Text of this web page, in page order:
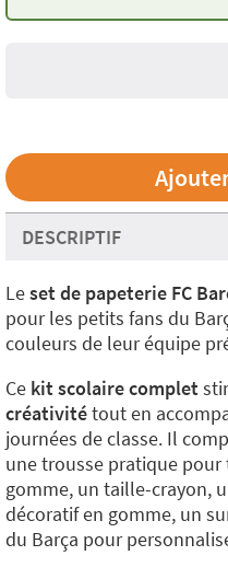
DESCRIPTIF
Leset de papeterie FC
pour les petits fans du
couleurs de leur équipe
Ce kit scolaire complet
créativitétout en
journées de classe. Il
une trousse pratique
gomme, un taille-crayon,
décoratif en gomme, un
du Barça pour